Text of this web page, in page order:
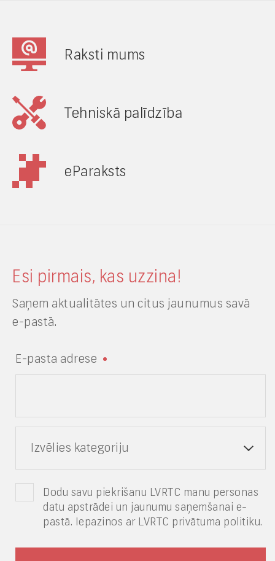
Raksti mums
Tehniskā palīdzība
eParaksts
Esi pirmais, kas uzzina!
Saņem aktualitātes un citus jaunumus savā
e-pastā.
E-pasta adrese
Izvēlies kategoriju
Dodu savu piekrišanu LVRTC manu personas
datu apstrādei un jaunumu saņemšanai e-
pastā. Iepazinos ar LVRTC privātuma politiku.